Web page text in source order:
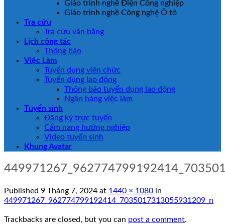
Giáo trình nghề Điện Công nghiệp
Giáo trình nghề Công nghệ Ô tô
Tra cứu
Tra cứu văn bằng
Lịch công tác
Thông báo
Việc Làm
Tuyển dụng viên chức
Tuyển dụng lao động
Thông báo tuyển dụng lao động
Ngân hàng việc làm
Tuyển sinh
Đăng ký trực tuyến
Cẩm nang hướng nghiệp
Video tuyển sinh
Khung Avatar
Published 9 Tháng 7, 2024 at 1440 × 1080 in
449971267_962774799192414_7035017313055931209_n
Trackbacks are closed, but you can post a comment.